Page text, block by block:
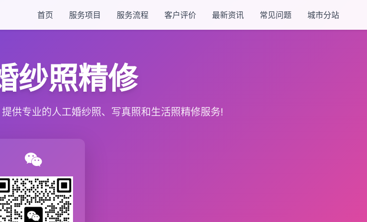
首页 服务项目 服务流程 客户评价 最新资讯 常见问题 城市分站
纱照精修
供专业的人工婚纱照、写真照和生活照精修服务!